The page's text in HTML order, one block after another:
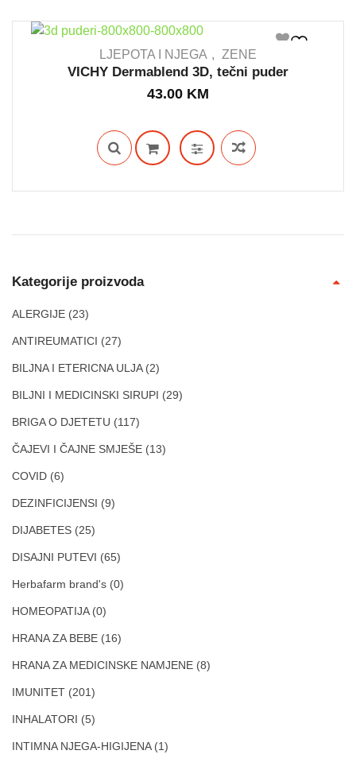
OUT STOCK
LJEPOTA I NJEGA ZENE
VICHY Dermablend 3D, tečni puder
43.00 KM
Kategorije proizvoda
ALERGIJE (23)
ANTIREUMATICI (27)
BILJNA I ETERICNA ULJA (2)
BILJNI I MEDICINSKI SIRUPI (29)
BRIGA O DJETETU (117)
ČAJEVI I ČAJNE SMJEŠE (13)
COVID (6)
DEZINFICIJENSI (9)
DIJABETES (25)
DISAJNI PUTEVI (65)
Herbafarm brand's (0)
HOMEOPATIJA (0)
HRANA ZA BEBE (16)
HRANA ZA MEDICINSKE NAMJENE (8)
IMUNITET (201)
INHALATORI (5)
INTIMNA NJEGA-HIGIJENA (1)